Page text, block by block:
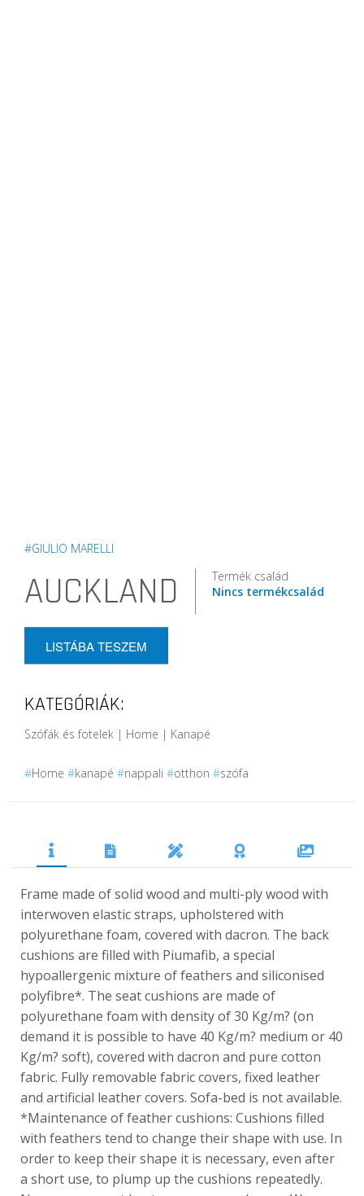
#GIULIO MARELLI
AUCKLAND
Termék család
Nincs termékcsalád
LISTÁBA TESZEM
KATEGÓRIÁK:
Szófák és fotelek | Home | Kanapé
#Home #kanapé #nappali #otthon #szófa
Frame made of solid wood and multi-ply wood with
interwoven elastic straps, upholstered with
polyurethane foam, covered with dacron. The back
cushions are filled with Piumafib, a special
hypoallergenic mixture of feathers and siliconised
polyfibre*. The seat cushions are made of
polyurethane foam with density of 30 Kg/m? (on
demand it is possible to have 40 Kg/m? medium or 40
Kg/m? soft), covered with dacron and pure cotton
fabric. Fully removable fabric covers, fixed leather
and artificial leather covers. Sofa-bed is not available.
*Maintenance of feather cushions: Cushions filled
with feathers tend to change their shape with use. In
order to keep their shape it is necessary, even after
a short use, to plump up the cushions repeatedly.